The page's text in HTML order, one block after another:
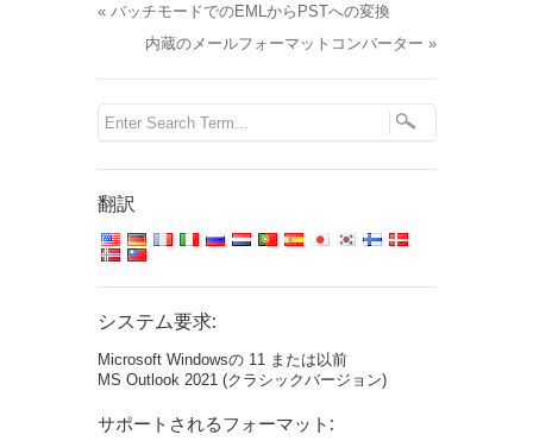
«バッチモードでのEMLからPSTへの変換
内蔵のメールフォーマットコンバーター »
翻訳
システム要求:
Microsoft Windowsの 11 または以前
MS Outlook 2021 (クラシックバージョン)
サポートされるフォーマット: